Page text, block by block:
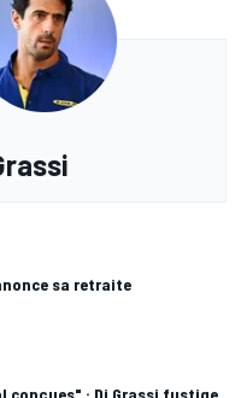
sa retraite